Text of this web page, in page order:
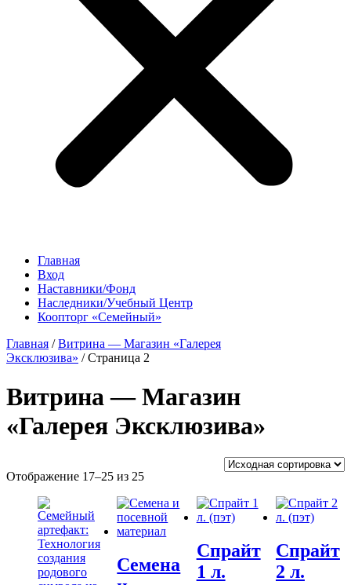
Главная
Вход
Наставники/Фонд
Наследники/Учебный Центр
Коопторг «Семейный»
Главная /Витрина — Магазин «Галерея
Эксклюзива» / Страница 2
Витрина — Магазин
«Галерея Эксклюзива»
Отображение 17–25 из 25
Семена
Спрайт
1 л.
Спрайт
2 л.